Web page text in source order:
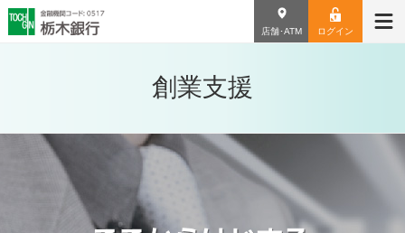
店舗･ATM ログイン
創業支援